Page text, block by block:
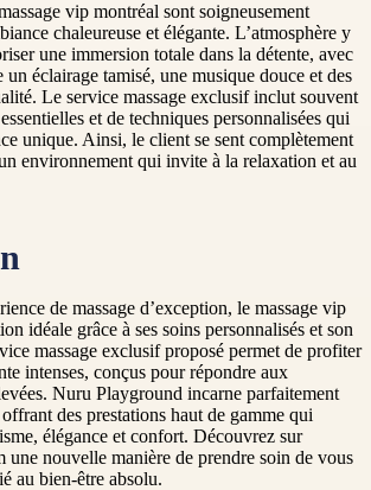
vip montréal sont soigneusement
chaleureuse et élégante. L’atmosphère y
une immersion totale dans la détente, avec
un éclairage tamisé, une musique douce et des
Le service massage exclusif inclut souvent
et de techniques personnalisées qui
unique. Ainsi, le client se sent complètement
environnement qui invite à la relaxation et au
de massage d’exception, le massage vip
idéale grâce à ses soins personnalisés et son
massage exclusif proposé permet de profiter
intenses, conçus pour répondre aux
Nuru Playground incarne parfaitement
des prestations haut de gamme qui
élégance et confort. Découvrez sur
une nouvelle manière de prendre soin de vous
au bien-être absolu.